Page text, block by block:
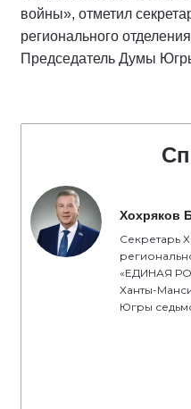
войны», отметил
регионального
Председатель Думы
Хохряков
Секретарь
«ЕДИНАЯ
Ханты-
Югры